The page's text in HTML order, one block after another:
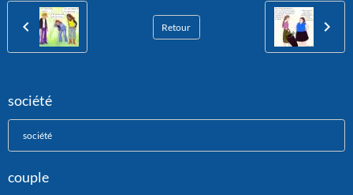
Retour
société
société
couple